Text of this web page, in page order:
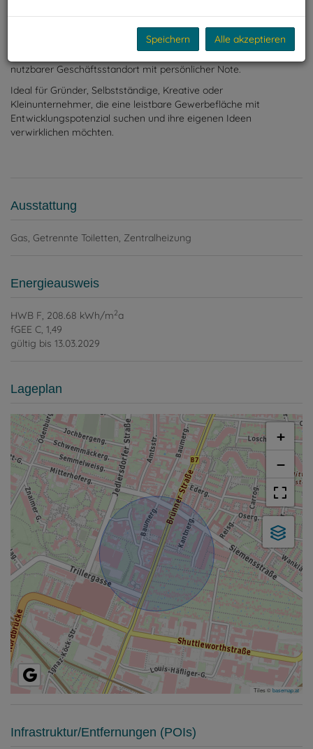
Geschäftslokal – die Räumlichkeiten lassen sich flexibel an
unterschiedliche Nutzungskonzepte anpassen.
nutzbarer Geschäftsstandort mit persönlicher Note.
Ideal für Gründer, Selbstständige, Kreative oder
Kleinunternehmer, die eine leistbare Gewerbefläche mit
Entwicklungspotenzial suchen und ihre eigenen Ideen
verwirklichen möchten.
Ausstattung
Gas Getrennte Toiletten Zentralheizung
Energieausweis
HWB F, 208.68 kWh/m2a
fGEE C, 1,49
gültig bis 13.03.2029
Lageplan
+
−
Tiles ©basemap.at
Infrastruktur/Entfernungen (POIs)
Speichern Alle akzeptieren